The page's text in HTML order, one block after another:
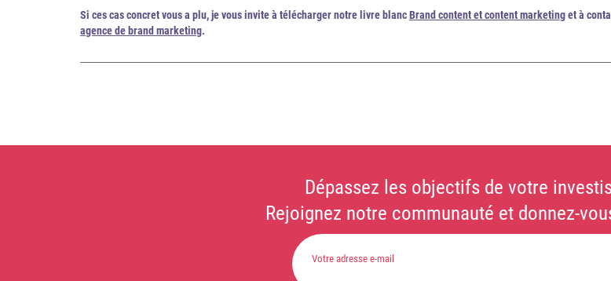
Si ces cas concret vous a plu, je vous invite à télécharger notre livre blancBrand content et content marketinget à
agence de brand marketing.
Dépassez les objectifs de votre
Rejoignez notre communauté et donnez-